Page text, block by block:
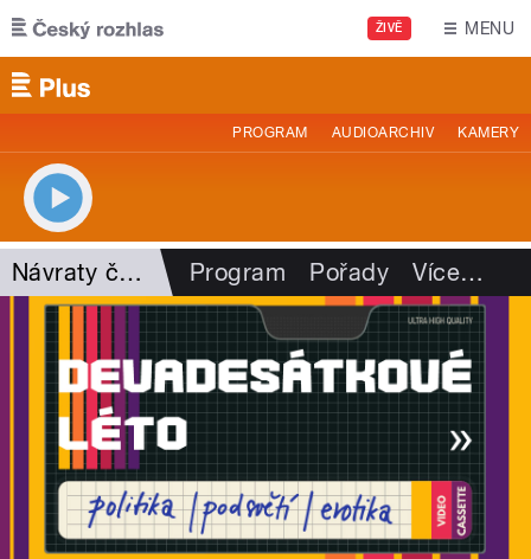
Přejít k hlavnímu obsahu
ŽIVĚ MENU
PROGRAM AUDIOARCHIV KAMERY
Návraty časem Program Pořady Více…